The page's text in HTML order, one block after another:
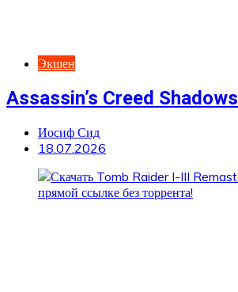
Экшен
Assassin’s Creed Shadows
Иосиф Сид
18.07.2026